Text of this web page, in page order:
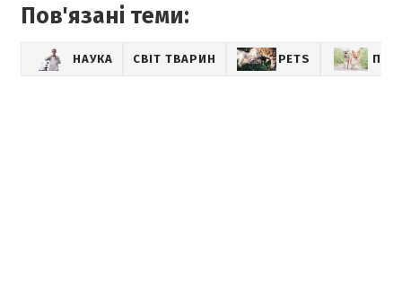
Пов'язані теми:
НАУКА СВІТ ТВАРИН PETS